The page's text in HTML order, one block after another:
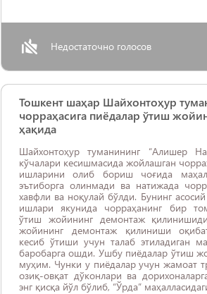
Недостаточно голосов
Тошкент шаҳар Шайхонтоҳур
чорраҳасига пиёдалар ўтиш
ҳақида
Шайхонтоҳур туманининг “Алишер
кўчалари кесишмасида жойлашган
ишларини олиб бориш чоғида
эътиборга олинмади ва натижада
хавфли ва ноқулай бўлди. Бунинг
ишлари якунида чорраҳанинг бир
ўтиш жойининг демонтаж
жойининг демонтаж қилиниши
кесиб ўтиши учун талаб этиладиган
баробарга ошди. Ушбу пиёдалар ўтиш
муҳим. Чунки у пиёдалар учун жамоат
озиқ-овқат дўконлари ва
энг қисқа йўл бўлиб, “Ўрда”